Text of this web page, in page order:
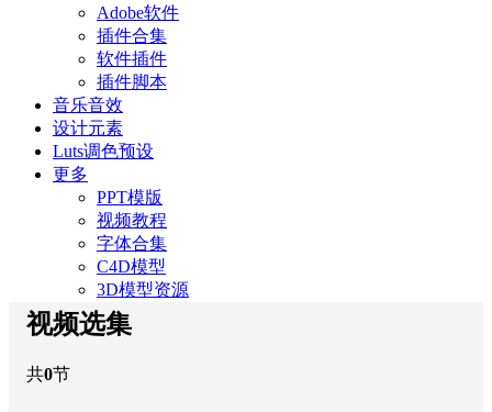
Adobe软件
插件合集
软件插件
插件脚本
音乐音效
设计元素
Luts调色预设
更多
PPT模版
视频教程
字体合集
C4D模型
3D模型资源
视频选集
共0节